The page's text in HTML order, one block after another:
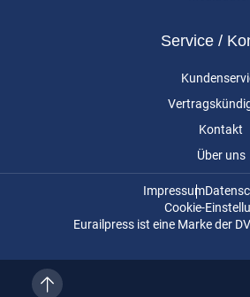
Service /
Kontakt
Über uns
Impressum
Cookie-
Eurailpress ist eine Marke der